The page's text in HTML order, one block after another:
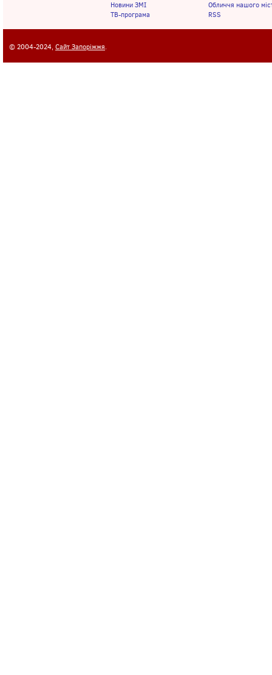
Новини ЗМІ
ТВ-програма
Обличчя нашого
RSS
© 2004-2024, Сайт Запоріжжя.